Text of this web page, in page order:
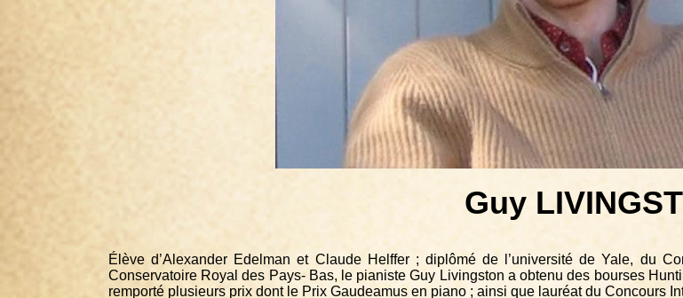
Guy
Élève d’Alexander Edelman et Claude Helffer ; diplômé de l’université de Yale, du
Conservatoire Royal des Pays- Bas, le pianiste Guy Livingston a obtenu des bourses
remporté plusieurs prix dont le Prix Gaudeamus en piano ; ainsi que lauréat du Concours